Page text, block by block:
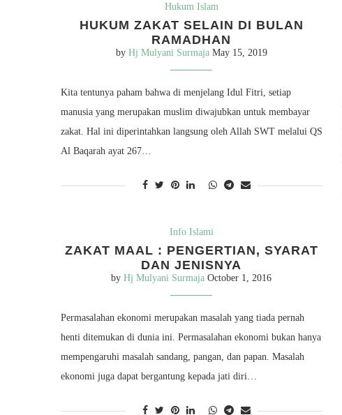
Hukum Islam
HUKUM ZAKAT SELAIN DI BULAN
RAMADHAN
by Hj Mulyani Surmaja May 15, 2019
Kita tentunya paham bahwa di menjelang Idul Fitri, setiap
manusia yang merupakan muslim diwajubkan untuk membayar
zakat. Hal ini diperintahkan langsung oleh Allah SWT melalui QS
Al Baqarah ayat 267…
Info Islami
ZAKAT MAAL : PENGERTIAN, SYARAT
DAN JENISNYA
byHj Mulyani Surmaja October 1, 2016
Permasalahan ekonomi merupakan masalah yang tiada pernah
henti ditemukan di dunia ini. Permasalahan ekonomi bukan hanya
mempengaruhi masalah sandang, pangan, dan papan. Masalah
ekonomi juga dapat bergantung kepada jati diri…